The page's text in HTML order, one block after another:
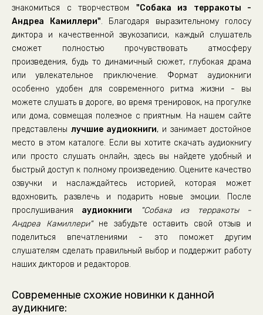
знакомиться с творчеством "Собака из терракоты -
Андреа Камиллери". Благодаря выразительному голосу
диктора и качественной звукозаписи, каждый слушатель
сможет полностью прочувствовать атмосферу
произведения, будь то динамичный сюжет, глубокая драма
или увлекательное приключение. Формат аудиокниги
особенно удобен для современного ритма жизни - вы
можете слушать в дороге, во время тренировок, на прогулке
или дома, совмещая полезное с приятным. На нашем сайте
представлены лучшие аудиокниги, и занимает достойное
место в этом каталоге. Если вы хотите скачать аудиокнигу
или просто слушать онлайн, здесь вы найдете удобный и
быстрый доступ к полному произведению. Оцените качество
озвучки и наслаждайтесь историей, которая может
вдохновить, развлечь и подарить новые эмоции. После
прослушивания аудиокниги
"Собака из терракоты -
Андреа Камиллери"не забудьте оставить свой отзыв и
поделиться впечатлениями - это поможет другим
слушателям сделать правильный выбор и поддержит работу
наших дикторов и редакторов.
Современные схожие новинки к данной
аудикниге: